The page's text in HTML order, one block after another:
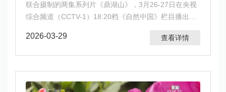
联合摄制的两集系列片《鼎湖山》，3月26-27日在央视
综合频道（CCTV-1）18:20档《自然中国》栏目播出，
2026-03-29 查看详情